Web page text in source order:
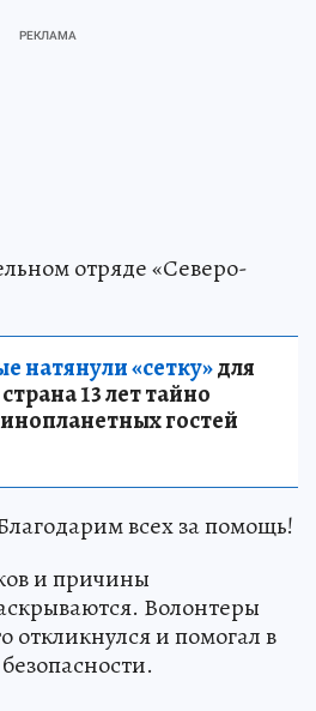
отряде «Северо-
натянули «сетку»для
13 лет тайно
гостей
всех за помощь!
и причины
Волонтеры
откликнулся и помогал в